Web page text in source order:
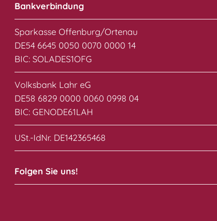
Bankverbindung
Sparkasse Offenburg/Ortenau
DE54 6645 0050 0070 0000 14
BIC: SOLADES1OFG
Volksbank Lahr eG
DE58 6829 0000 0060 0998 04
BIC: GENODE61LAH
USt.-IdNr. DE142365468
Folgen Sie uns!